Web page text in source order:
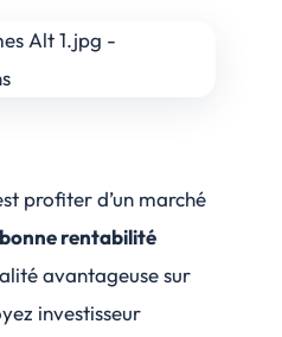
profiter d’un marché
bonne rentabilité
avantageuse sur
investisseur